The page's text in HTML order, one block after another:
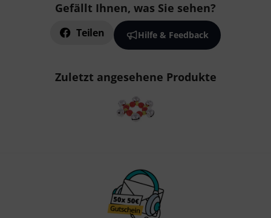
Gefällt Ihnen, was Sie sehen?
Teilen Hilfe & Feedback
Zuletzt angesehene Produkte